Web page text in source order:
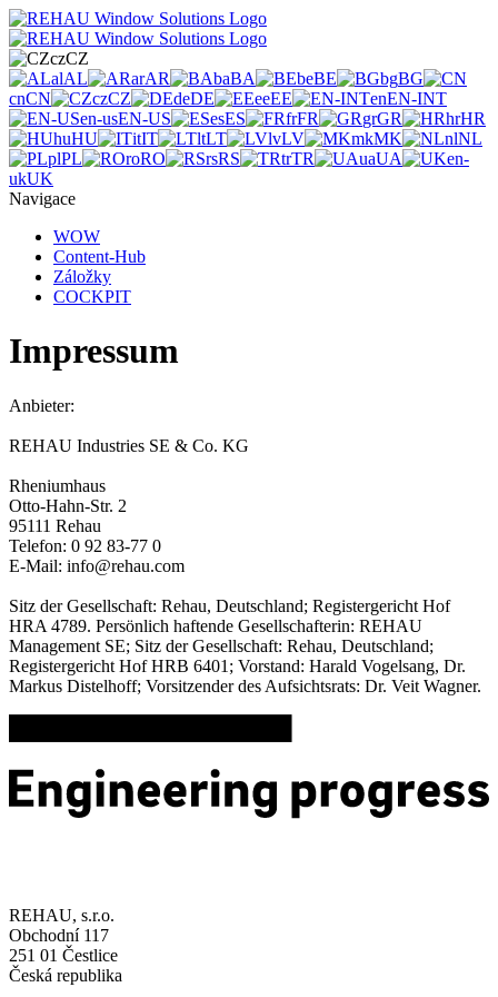
czCZ
alAL arAR baBA beBE bgBG
cnCN czCZ deDE eeEE enEN-INT
en-usEN-US esES frFR grGR hrHR
huHU itIT ltLT lvLV mkMK nlNL
plPL roRO rsRS trTR uaUA
en-
ukUK
Navigace
WOW
Content-Hub
Záložky
COCKPIT
Impressum
Anbieter:
REHAU Industries SE & Co. KG
Rheniumhaus
Otto-Hahn-Str. 2
95111 Rehau
Telefon: 0 92 83-77 0
E-Mail: info@rehau.com
Sitz der Gesellschaft: Rehau, Deutschland; Registergericht Hof
HRA 4789. Persönlich haftende Gesellschafterin: REHAU
Management SE; Sitz der Gesellschaft: Rehau, Deutschland;
Registergericht Hof HRB 6401; Vorstand: Harald Vogelsang, Dr.
Markus Distelhoff; Vorsitzender des Aufsichtsrats: Dr. Veit Wagner.
REHAU, s.r.o.
Obchodní 117
251 01 Čestlice
Česká republika